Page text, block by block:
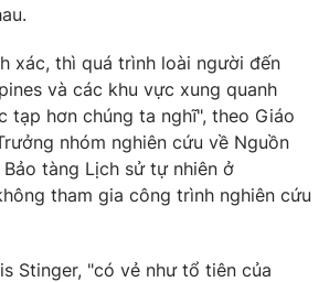
xác, thì quá trình loài người đến
và các khu vực xung quanh
tạp hơn chúng ta nghĩ", theo Giáo
nhóm nghiên cứu về Nguồn
tàng Lịch sử tự nhiên ở
tham gia công trình nghiên cứu
Stinger, "có vẻ như tổ tiên của